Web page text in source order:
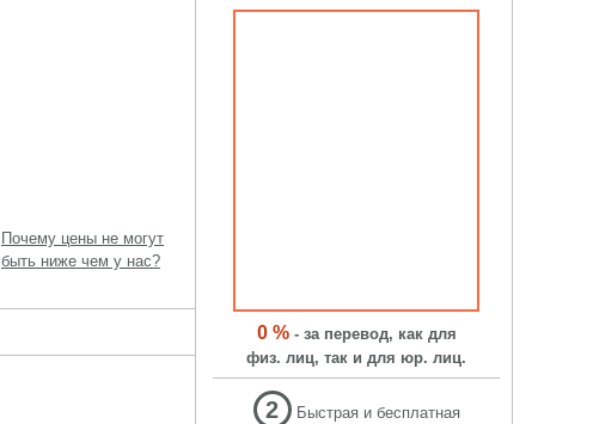
Почему цены не могут
быть ниже чем у нас?
0 %- за перевод, как для
физ. лиц, так и для юр. лиц.
2
Быстрая и бесплатная